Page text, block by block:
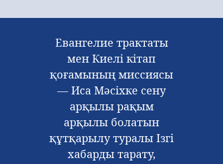
Евангелие трактаты
мен Киелі кітап
қоғамының миссиясы
— Иса Мәсіхке сену
арқылы рақым
арқылы болатын
құтқарылу туралы Ізгі
хабарды тарату,